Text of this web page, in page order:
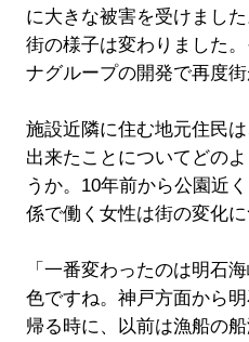
に大きな被害を受けまし
街の様子は変わりました
ナグループの開発で再度
施設近隣に住む地元住民
出来たことについてどの
うか。10年前から公園近
係で働く女性は街の変化に
「一番変わったのは明石
色ですね。神戸方面から
帰る時に、以前は漁船の